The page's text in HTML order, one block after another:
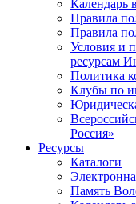
Календарь
Правила
Правила
Условия и
ресурсам
Политика
Клубы по
Россия»
Ресурсы
Каталоги
Память